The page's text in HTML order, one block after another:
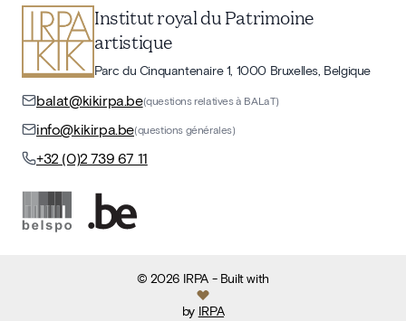
Institut royal du Patrimoine
artistique
Parc du Cinquantenaire 1, 1000 Bruxelles, Belgique
balat@kikirpa.be(questions relatives à BALaT)
info@kikirpa.be(questions générales)
+32 (0)2 739 67 11
©2026 IRPA- Built with
by IRPA